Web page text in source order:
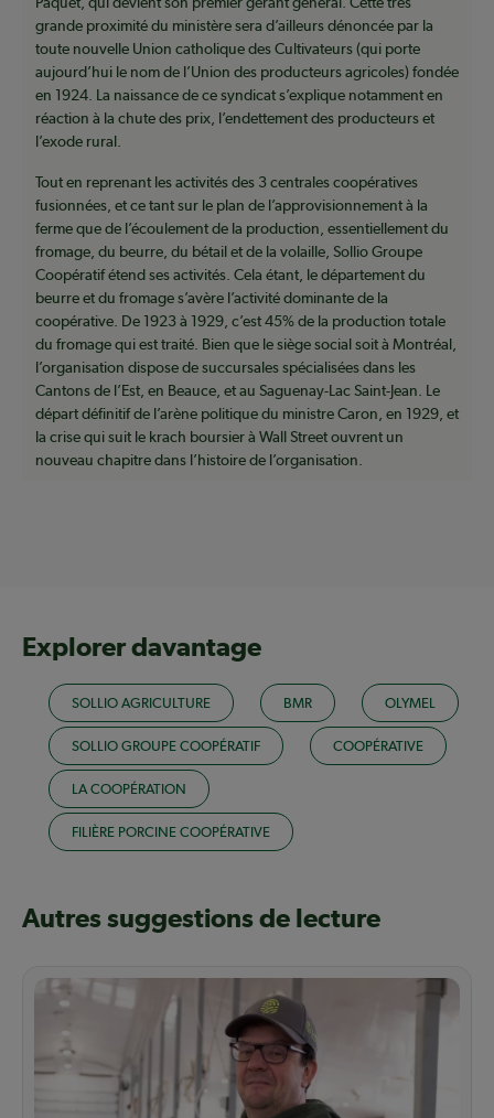
grande proximité du ministère sera d’ailleurs dénoncée par la
toute nouvelle Union catholique des Cultivateurs (qui porte
aujourd’hui le nom de l’Union des producteurs agricoles) fondée
en 1924. La naissance de ce syndicat s’explique notamment en
réaction à la chute des prix, l’endettement des producteurs et
l’exode rural.
Tout en reprenant les activités des 3 centrales coopératives
fusionnées, et ce tant sur le plan de l’approvisionnement à la
ferme que de l’écoulement de la production, essentiellement du
fromage, du beurre, du bétail et de la volaille, Sollio Groupe
Coopératif étend ses activités. Cela étant, le département du
beurre et du fromage s’avère l’activité dominante de la
coopérative. De 1923 à 1929, c’est 45% de la production totale
du fromage qui est traité. Bien que le siège social soit à Montréal,
l’organisation dispose de succursales spécialisées dans les
Cantons de l’Est, en Beauce, et au Saguenay-Lac Saint-Jean. Le
départ définitif de l’arène politique du ministre Caron, en 1929, et
la crise qui suit le krach boursier à Wall Street ouvrent un
nouveau chapitre dans l’histoire de l’organisation.
Explorer davantage
SOLLIO AGRICULTURE BMR OLYMEL
SOLLIO GROUPE COOPÉRATIF COOPÉRATIVE
LA COOPÉRATION
FILIÈRE PORCINE COOPÉRATIVE
Autres suggestions de lecture